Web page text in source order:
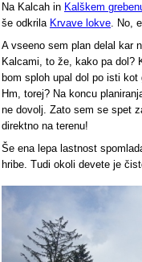
Na Kalcah in Kalškem
še odkrila Krvave lokve. No,
A vseeno sem plan delal kar
Kalcami, to že, kako pa dol?
bom sploh upal dol po isti
Hm, torej? Na koncu
ne dovolj. Zato sem se spet
direktno na terenu!
Še ena lepa lastnost
hribe. Tudi okoli devete je